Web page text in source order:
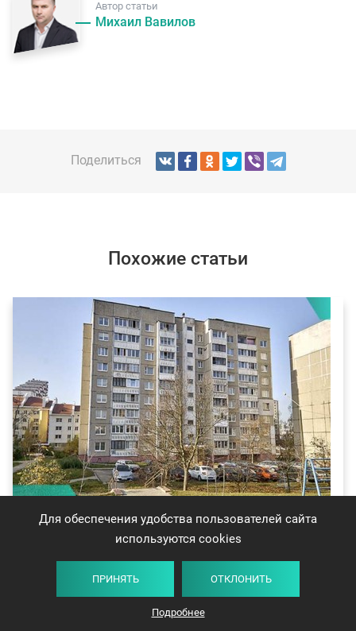
Автор статьи
Михаил Вавилов
Поделиться
Похожие статьи
«Малосемейки» Минска: планировки, отличия
от обычных квартир, преимущества и
Тип многоквартирных домов, в котором большинство
Для обеспечения удобства пользователей сайта
используются cookies
ПРИНЯТЬ ОТКЛОНИТЬ
Подробнее